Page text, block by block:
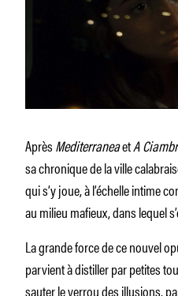
AprèsMediterraneaetA
sa chronique de la ville
qui s’y joue, à l’échelle intime
au milieu mafieux, dans lequel
La grande force de ce nouvel
parvient à distiller par petites
sauter le verrou des illusions,